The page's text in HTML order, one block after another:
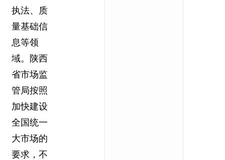
执法、质
量基础信
息等领
域。陕西
省市场监
管局按照
加快建设
全国统一
大市场的
要求，不